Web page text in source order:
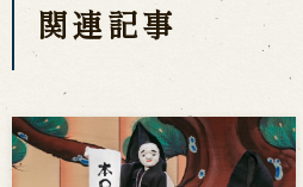
関連記事